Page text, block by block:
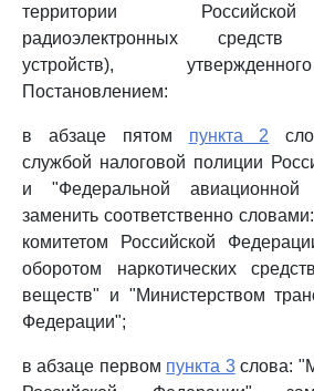
территории
радиоэлектронных средств
устройств),
Постановлением:
в абзаце пятом пункта 2
службой налоговой полиции
и "Федеральной авиационной
заменить соответственно
комитетом Российской
оборотом наркотических
веществ" и "Министерством
Федерации";
в абзаце первом пункта 3слова: